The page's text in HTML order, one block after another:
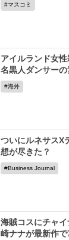
マスコミ
アイルランド女
名黒人ダンサーの
海外
ついにルネサス
想が尽きた？
Business Journal
海賊コスにチャ
崎ナナが最新作